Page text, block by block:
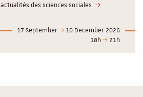
actualités des sciences sociales.
17 September
10 December 2026
18h
21h